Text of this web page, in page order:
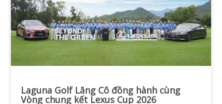
Laguna Golf Lăng Cô đồng hành cùng
Vòng chung kết Lexus Cup 2026